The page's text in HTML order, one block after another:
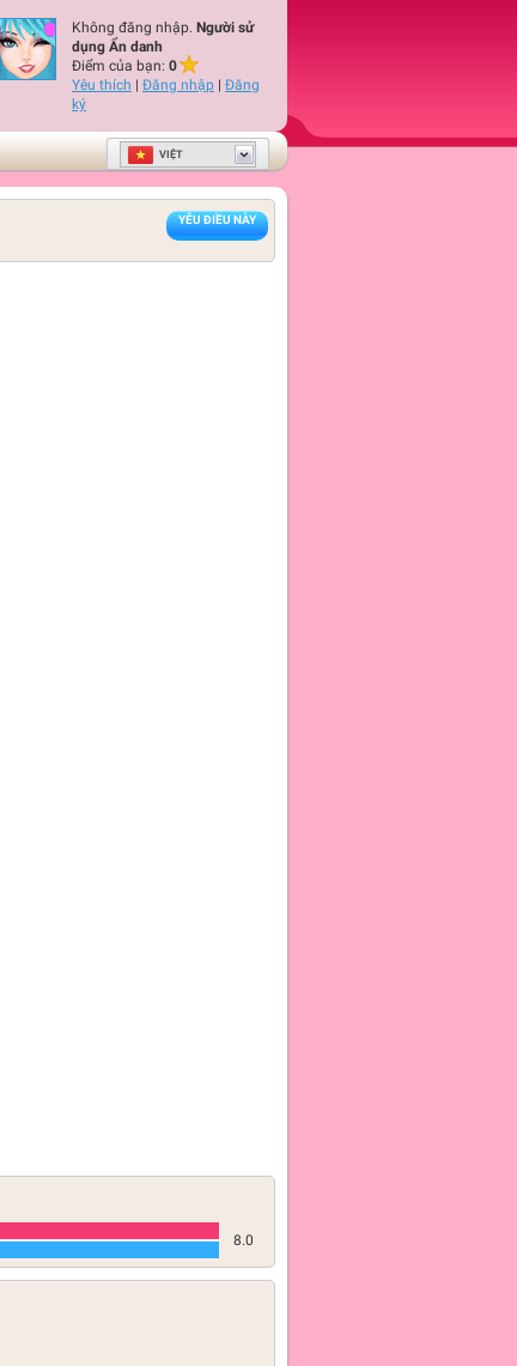
Không đăng nhập. Người sử
dụng Ẩn danh
Điểm của bạn: 0
Yêu thích | Đăng nhập | Đăng
ký
VIỆT
YÊU ĐIỀU NÀY
8.0